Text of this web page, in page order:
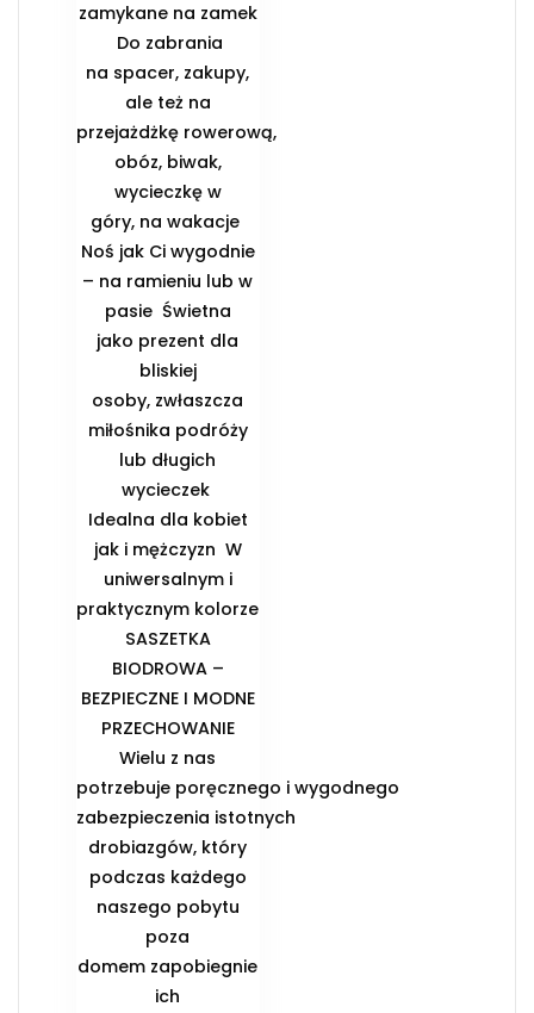
zamykane na zamek
️ Do zabrania
na spacer, zakupy,
ale też na
przejażdżkę rowerową,
obóz, biwak,
wycieczkę w
góry, na wakacje ️
Noś jak Ci wygodnie
– na ramieniu lub w
pasie ️ Świetna
jako prezent dla
bliskiej
osoby, zwłaszcza
miłośnika podróży
lub długich
wycieczek ️
Idealna dla kobiet
jak i mężczyzn ️ W
uniwersalnym i
praktycznym kolorze
️SASZETKA
BIODROWA –
BEZPIECZNE I MODNE
PRZECHOWANIE️
Wielu z nas
potrzebuje poręcznego i wygodnego
zabezpieczenia istotnych
drobiazgów, który
podczas każdego
naszego pobytu
poza
domem zapobiegnie
ich